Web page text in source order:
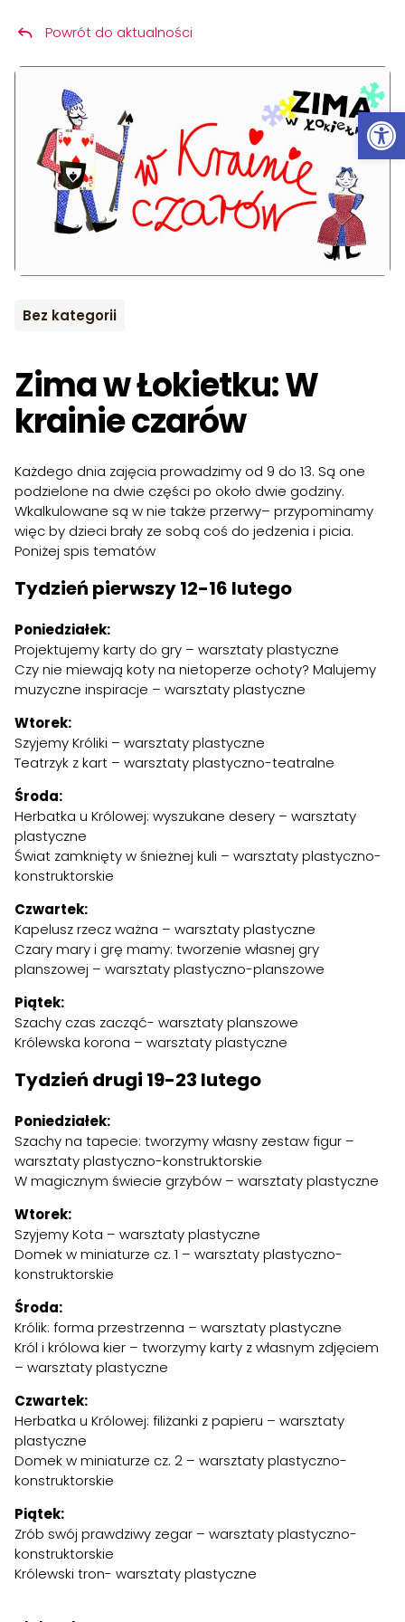
Przeskocz do treści
Bez kategorii
Zima w Łokietku: W
krainie czarów
Powrót do aktualności
Każdego dnia zajęcia prowadzimy od 9 do 13. Są one
podzielone na dwie części po około dwie godziny.
Wkalkulowane są w nie także przerwy– przypominamy
więc by dzieci brały ze sobą coś do jedzenia i picia.
Poniżej spis tematów
Tydzień pierwszy 12-16 lutego
Poniedziałek:
Projektujemy karty do gry – warsztaty plastyczne
Czy nie miewają koty na nietoperze ochoty? Malujemy
muzyczne inspiracje – warsztaty plastyczne
Wtorek:
Szyjemy Króliki – warsztaty plastyczne
Teatrzyk z kart – warsztaty plastyczno-teatralne
Środa:
Herbatka u Królowej: wyszukane desery – warsztaty
plastyczne
Świat zamknięty w śnieżnej kuli – warsztaty plastyczno-
konstruktorskie
Czwartek:
Kapelusz rzecz ważna – warsztaty plastyczne
Czary mary i grę mamy: tworzenie własnej gry
planszowej – warsztaty plastyczno-planszowe
Piątek:
Szachy czas zacząć- warsztaty planszowe
Królewska korona – warsztaty plastyczne
Tydzień drugi 19-23 lutego
Poniedziałek:
Szachy na tapecie: tworzymy własny zestaw figur –
warsztaty plastyczno-konstruktorskie
W magicznym świecie grzybów – warsztaty plastyczne
Wtorek:
Szyjemy Kota – warsztaty plastyczne
Domek w miniaturze cz. 1 – warsztaty plastyczno-
konstruktorskie
Środa:
Królik: forma przestrzenna – warsztaty plastyczne
Król i królowa kier – tworzymy karty z własnym zdjęciem
– warsztaty plastyczne
Czwartek:
Herbatka u Królowej: filiżanki z papieru – warsztaty
plastyczne
Domek w miniaturze cz. 2 – warsztaty plastyczno-
konstruktorskie
Piątek:
Zrób swój prawdziwy zegar – warsztaty plastyczno-
konstruktorskie
Królewski tron- warsztaty plastyczne